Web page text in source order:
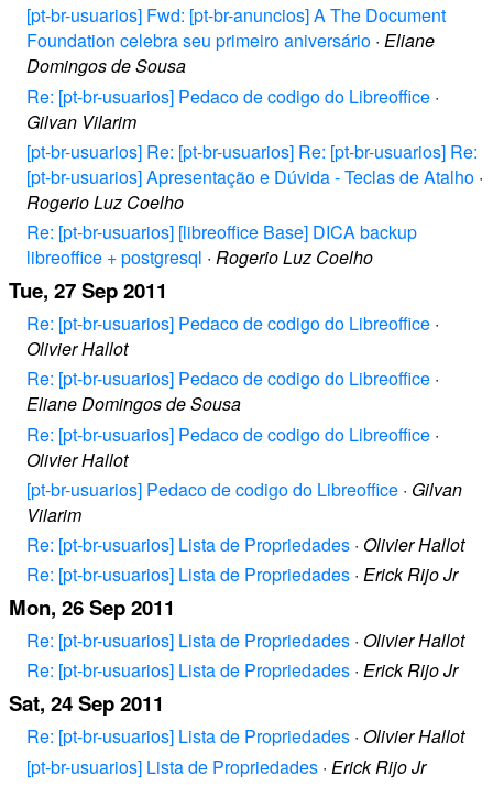
[pt-br-usuarios] Fwd: [pt-br-anuncios] A The Document
Foundation celebra seu primeiro aniversário · Eliane
Domingos de Sousa
Re: [pt-br-usuarios] Pedaco de codigo do Libreoffice ·
Gilvan Vilarim
[pt-br-usuarios] Re: [pt-br-usuarios] Re: [pt-br-usuarios] Re:
[pt-br-usuarios] Apresentação e Dúvida - Teclas de Atalho ·
Rogerio Luz Coelho
Re: [pt-br-usuarios] [libreoffice Base] DICA backup
libreoffice + postgresql · Rogerio Luz Coelho
Tue, 27 Sep 2011
Re: [pt-br-usuarios] Pedaco de codigo do Libreoffice ·
Olivier Hallot
Re: [pt-br-usuarios] Pedaco de codigo do Libreoffice ·
Eliane Domingos de Sousa
Re: [pt-br-usuarios] Pedaco de codigo do Libreoffice ·
Olivier Hallot
[pt-br-usuarios] Pedaco de codigo do Libreoffice · Gilvan
Vilarim
Re: [pt-br-usuarios] Lista de Propriedades · Olivier Hallot
Re: [pt-br-usuarios] Lista de Propriedades · Erick Rijo Jr
Mon, 26 Sep 2011
Re: [pt-br-usuarios] Lista de Propriedades · Olivier Hallot
Re: [pt-br-usuarios] Lista de Propriedades · Erick Rijo Jr
Sat, 24 Sep 2011
Re: [pt-br-usuarios] Lista de Propriedades · Olivier Hallot
[pt-br-usuarios] Lista de Propriedades · Erick Rijo Jr